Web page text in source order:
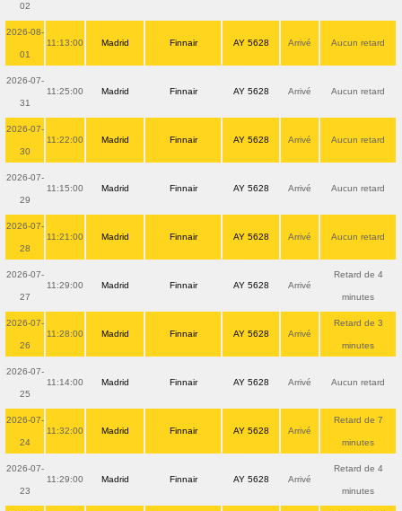
02
2026-08-
01
11:13:00 Madrid Finnair AY 5628 Arrivé Aucun retard
2026-07-
31
11:25:00 Madrid Finnair AY 5628 Arrivé Aucun retard
2026-07-
30
11:22:00 Madrid Finnair AY 5628 Arrivé Aucun retard
2026-07-
29
11:15:00 Madrid Finnair AY 5628 Arrivé Aucun retard
2026-07-
28
11:21:00 Madrid Finnair AY 5628 Arrivé Aucun retard
2026-07-
27
11:29:00 Madrid Finnair AY 5628 Arrivé
Retard de 4
minutes
2026-07-
26
11:28:00 Madrid Finnair AY 5628 Arrivé
Retard de 3
minutes
2026-07-
25
11:14:00 Madrid Finnair AY 5628 Arrivé Aucun retard
2026-07-
24
11:32:00 Madrid Finnair AY 5628 Arrivé
Retard de 7
minutes
2026-07-
23
11:29:00 Madrid Finnair AY 5628 Arrivé
Retard de 4
minutes